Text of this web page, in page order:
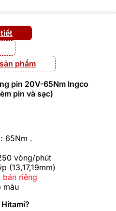
phẩm
pin 20V-65Nm Ingco
pin và sạc)
65Nm .
vòng/phút
(13,17,19mm)
bán riêng
màu